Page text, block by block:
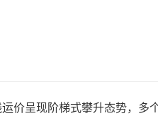
价呈现阶梯式攀升态势，多